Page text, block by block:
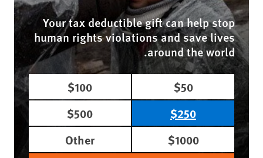
Your tax deductible gift can help stop
human rights violations and save lives
around the world.
$50
$100
$250
$500
$1000
Other